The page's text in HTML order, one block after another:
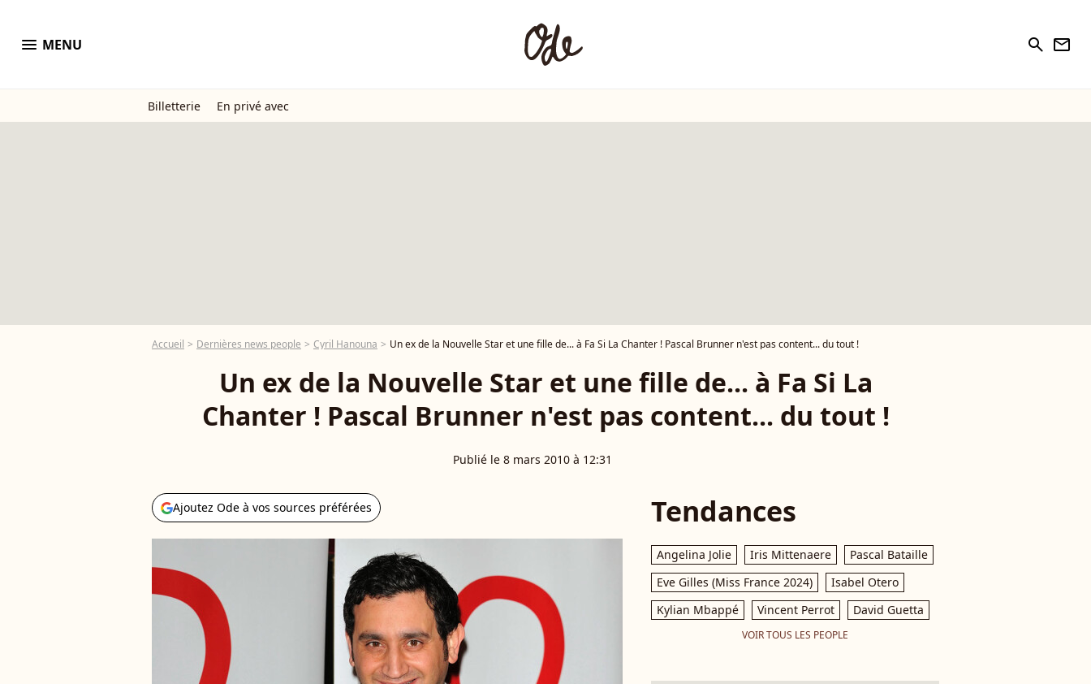
menu MENU search newsletter
Billetterie En privé avec
Accueil Dernières news people Cyril Hanouna Un ex de la Nouvelle Star et une fille de... à Fa Si La Chanter ! Pascal Brunner n'est pas content... du tout !
Un ex de la Nouvelle Star et une fille de... à Fa Si La
Chanter ! Pascal Brunner n'est pas content... du tout !
Publié le 8 mars 2010 à 12:31
Ajoutez Ode à vos sources préférées Tendances
Angelina Jolie Iris Mittenaere
Pascal Bataille
Eve Gilles (Miss France 2024)
Isabel Otero
Kylian Mbappé
Vincent Perrot David Guetta
VOIR TOUS LES PEOPLE